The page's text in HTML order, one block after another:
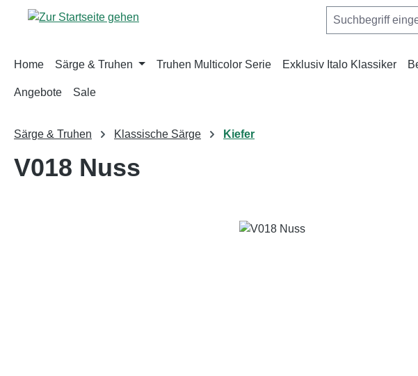
Hauptinhalt springen
Zur Suche springen
Zur Hauptnavigation springen
Home Särge & Truhen Truhen Multicolor Serie Exklusiv Italo Klassiker
Angebote Sale
Särge & Truhen Klassische Särge Kiefer
V018 Nuss